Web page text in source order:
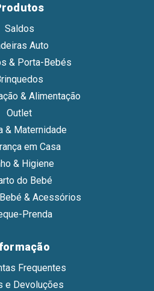
Saldos
Auto
& Porta-Bebés
& Alimentação
Outlet
& Maternidade
em Casa
& Higiene
do Bebé
& Acessórios
Prenda
Frequentes
e Devoluções